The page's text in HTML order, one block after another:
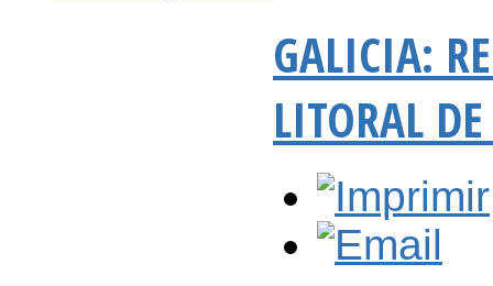
GALICIA:
LITORAL